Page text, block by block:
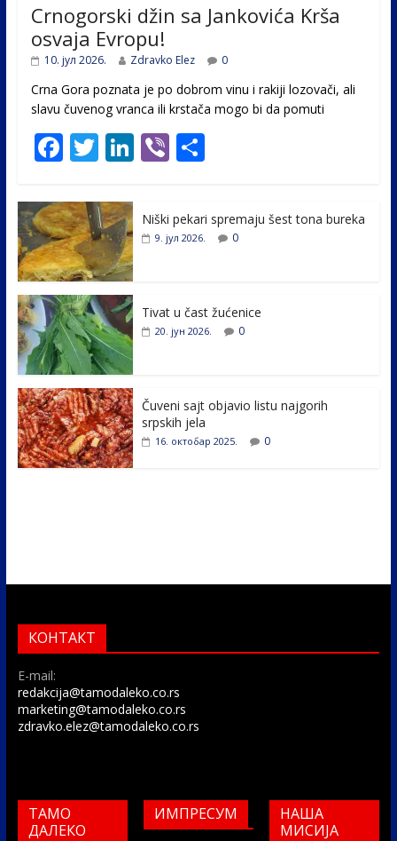
Crnogorski džin sa Jankovića Krša
osvaja Evropu!
10. јул 2026. Zdravko Elez 0
Crna Gora poznata je po dobrom vinu i rakiji lozovači, ali
slavu čuvenog vranca ili krstača mogo bi da pomuti
F
e
b
o
o
k
T
itt
er
Li
e
Vi
er
S
e
Niški pekari spremaju šest tona bureka
9. јул 2026. 0
Tivat u čast žućenice
20. јун 2026. 0
Čuveni sajt objavio listu najgorih
srpskih jela
16. октобар 2025. 0
КОНТАКТ
E-mail:
redakcija@tamodaleko.co.rs
marketing@tamodaleko.co.rs
zdravko.elez@tamodaleko.co.rs
ТАМО
ДАЛЕКО
ИМПРЕСУМ
НАША
МИСИЈА